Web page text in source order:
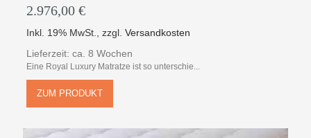
2.976,00 €
Inkl. 19% MwSt. ,zzgl.Versandkosten
Lieferzeit: ca. 8 Wochen
Eine Royal Luxury Matratze ist so unterschie...
ZUM PRODUKT